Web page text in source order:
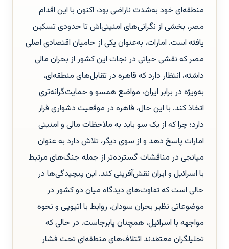
منطقه‌ای خود به‌شدت ناراضی بود، اکنون با این اقدام
مصر، بخشی از نگرانی‌های امنیتی‌اش تا حدودی تسکین
یافته است. امارات، به‌عنوان یکی از حامیان اقتصادی اصلی
مصر که نقشی حیاتی در نجات این کشور از بحران مالی
داشته، انتظار دارد که قاهره در تقابل‌های منطقه‌ای،
به‌ویژه در برابر ایران، مواضع همسو و حمایت‌گرانه‌تری
اتخاذ کند. با این حال، قاهره در موقعیت دشواری قرار
دارد؛ چرا که از یک سو باید به ملاحظات مالی و امنیتی
امارات پاسخ دهد و از سوی دیگر، تلاش دارد به عنوان
میانجی در مناقشات گسترده‌تر از جمله جنگ‌های مرتبط
با اسرائیل و ایران نقش‌آفرینی کند. این پیچیدگی‌ها در
حالی است که تفاوت‌های دیدگاه میان دو کشور در
موضوعاتی نظیر بحران سودان، روابط با اتیوپی و نحوه
مواجهه با اسرائیل، همچنان پابرجاست. در حالی که
تحلیلگران معتقدند ائتلاف‌های منطقه‌ای تحت فشار